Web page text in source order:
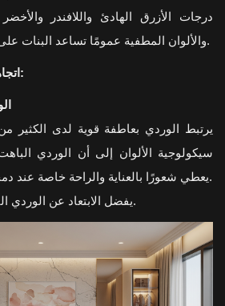
درجات الأزرق الهادئ واللافندر
والألوان المطفية عمومًا تساعد البنات على النوم بشكل أسرع وأهدأ.
اتجاهات الألوان لغرف البنات:
يرتبط الوردي بعاطفة قوية لدى الكثير
سيكولوجية الألوان إلى أن الوردي
يعطي شعورًا بالعناية والراحة خاصة عند دمجه مع الذهبي أو التراكوتا.
يفضل الابتعاد عن الوردي الفاقع لأنه يبدو طفوليًا جدًا.